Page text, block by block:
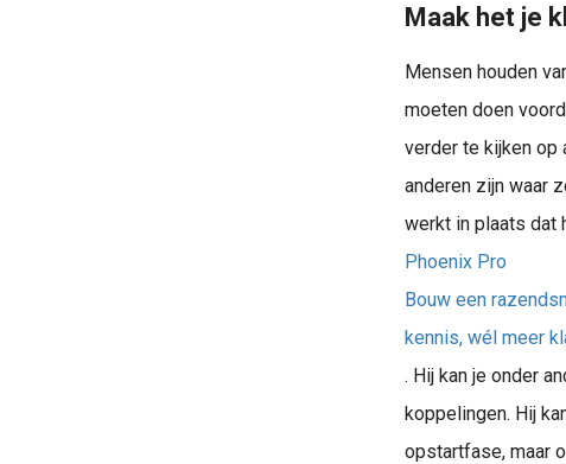
Maak het je
Mensen houden
moeten doen
verder te kijken op
anderen zijn waar
werkt in plaats dat
Phoenix Pro
Bouw een
kennis, wél meer
. Hij kan je onder
koppelingen. Hij
opstartfase, maar